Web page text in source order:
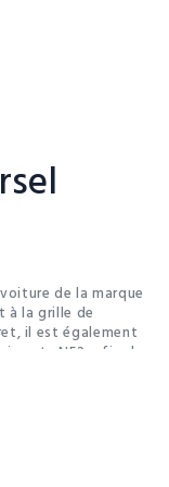
de la marque
à la grille de
il est également
N52, afin de
les trajets. Livré
utiliser les
standards
Ideal Of